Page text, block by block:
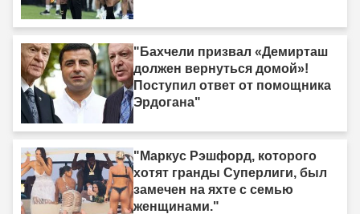
"Бахчели призвал «Демирташ
должен вернуться домой»!
Поступил ответ от помощника
Эрдогана"
"Маркус Рэшфорд, которого
хотят гранды Суперлиги, был
замечен на яхте с семью
женщинами."